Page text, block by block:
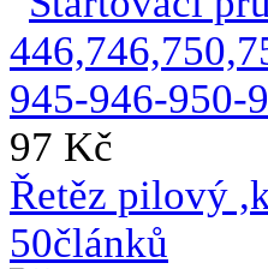
97 Kč
Řetěz pilový
50článků